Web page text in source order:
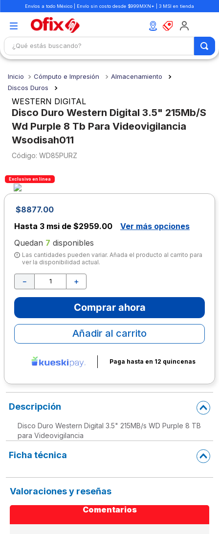
Envíos a todo México | Envío sin costo desde $999MXN* | 3 MSI en tienda
¿Qué estás buscando?
Cómputo e Impresión
Almacenamiento
Discos Duros
WESTERN DIGITAL
Disco Duro Western Digital 3.5" 215Mb/S
Wd Purple 8 Tb Para Videovigilancia
Wsodisah011
: WD85PURZ
Exclusivo en línea
$8877.00
Hasta 3 msi de $2959.00
Ver más opciones
Quedan 7 disponibles
Las cantidades pueden variar. Añada el producto al carrito para
ver la disponibilidad actual.
＋
－
Comprar ahora
Añadir al carrito
Paga hasta en 12 quincenas
Descripción
Disco Duro Western Digital 3.5" 215MB/s WD Purple 8 TB
para Videovigilancia
Ficha técnica
Valoraciones y reseñas
Comentarios
1.
mochilas
2.
libretas
3.
cuaderno
4.
cuadernos
7.
escritorio